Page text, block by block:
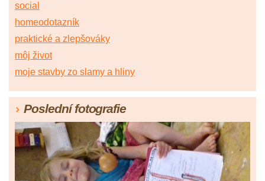
social
homeodotazník
praktické a zlepšováky
môj život
moje stavby zo slamy a hliny
Poslední fotografie